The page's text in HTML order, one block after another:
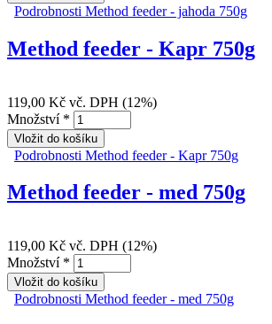
Podrobnosti Method feeder - jahoda 750g
Method feeder - Kapr 750g
119,00 Kč vč. DPH (12%)
Množství *
Podrobnosti Method feeder - Kapr 750g
Method feeder - med 750g
119,00 Kč vč. DPH (12%)
Množství *
Podrobnosti Method feeder - med 750g